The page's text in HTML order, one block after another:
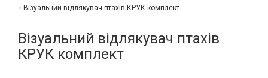
Візуальний відлякувач птахів КРУК комплект
Візуальний відлякувач птахів
КРУК комплект